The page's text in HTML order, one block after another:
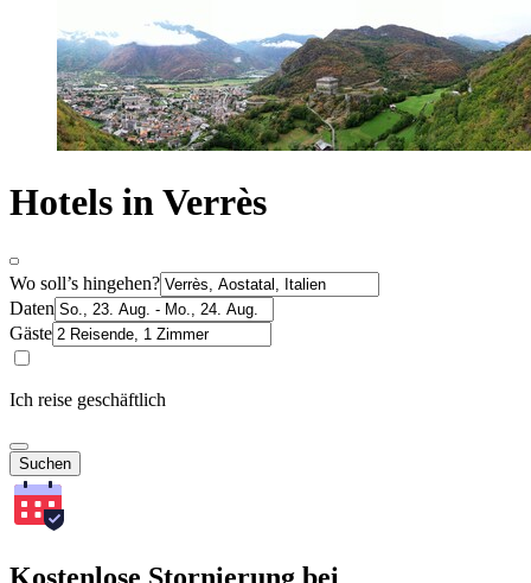
Hotels in Verrès
Wo soll’s hingehen?
Daten
Gäste
Ich reise geschäftlich
Suchen
Kostenlose Stornierung bei